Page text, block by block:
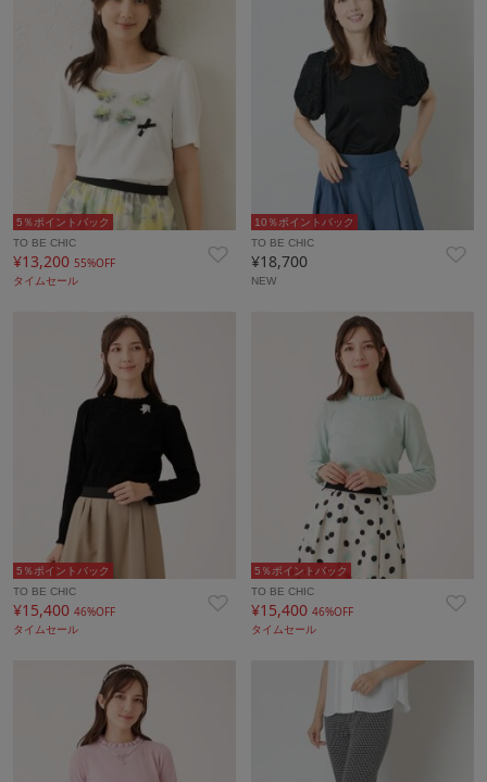
5％ポイントバック
TO BE CHIC
¥13,200 55%OFF
タイムセール
10％ポイントバック
TO BE CHIC
¥18,700
NEW
5％ポイントバック
TO BE CHIC
¥15,400 46%OFF
タイムセール
5％ポイントバック
TO BE CHIC
¥15,40046%OFF
タイムセール